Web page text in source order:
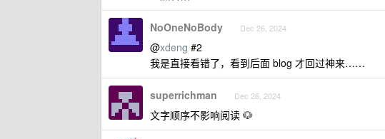
NoOneNoBody Dec 26, 2024
@xdeng #2
我是直接看错了，看到后面 blog 才回过神来……
superrichman Dec 26, 2024
文字顺序不影响阅读 🐶